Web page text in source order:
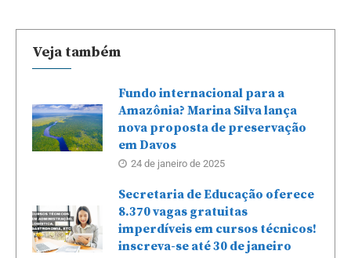
Veja também
Fundo internacional para a
Amazônia? Marina Silva lança
nova proposta de preservação
em Davos
24 de janeiro de 2025
Secretaria de Educação oferece
8.370 vagas gratuitas
imperdíveis em cursos técnicos!
inscreva-se até 30 de janeiro